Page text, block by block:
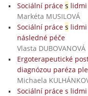
Sociální práce s lidmi
Markéta MUSILOVÁ
Sociální práce s lidmi
následné péče
Vlasta DUBOVANOVÁ
Ergoterapeutické
diagnózou paréza
Michaela
Sociální práce s lidmi